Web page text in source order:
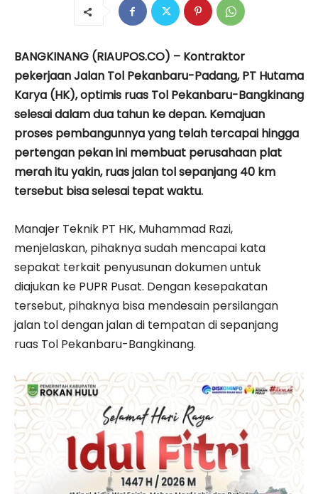
BANGKINANG (RIAUPOS.CO) – Kontraktor
pekerjaan Jalan Tol Pekanbaru-Padang, PT Hutama
Karya (HK), optimis ruas Tol Pekanbaru-Bangkinang
selesai dalam dua tahun ke depan. Kemajuan
proses pembangunnya yang telah tercapai hingga
pertengan pekan ini membuat perusahaan plat
merah itu yakin, ruas jalan tol sepanjang 40 km
tersebut bisa selesai tepat waktu.
Manajer Teknik PT HK, Muhammad Razi,
menjelaskan, pihaknya sudah mencapai kata
sepakat terkait penyusunan dokumen untuk
diajukan ke PUPR Pusat. Dengan kesepakatan
tersebut, pihaknya bisa mendesain persilangan
jalan tol dengan jalan di tempatan di sepanjang
ruas Tol Pekanbaru-Bangkinang.